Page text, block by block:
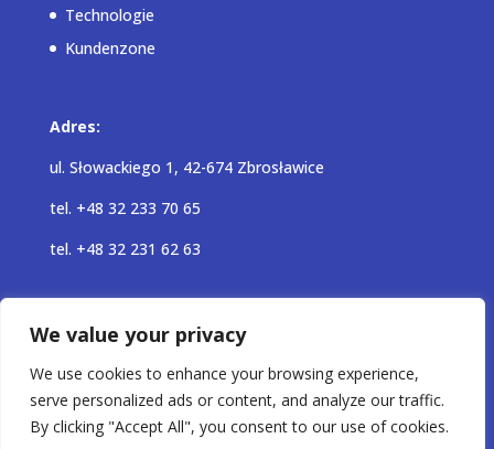
We value your privacy
We use cookies to enhance your browsing experience,
serve personalized ads or content, and analyze our traffic.
By clicking "Accept All", you consent to our use of cookies.
Technologie
Kundenzone
Adres:
ul. Słowackiego 1, 42-674 Zbrosławice
tel. +48 32 233 70 65
tel. +48 32 231 62 63